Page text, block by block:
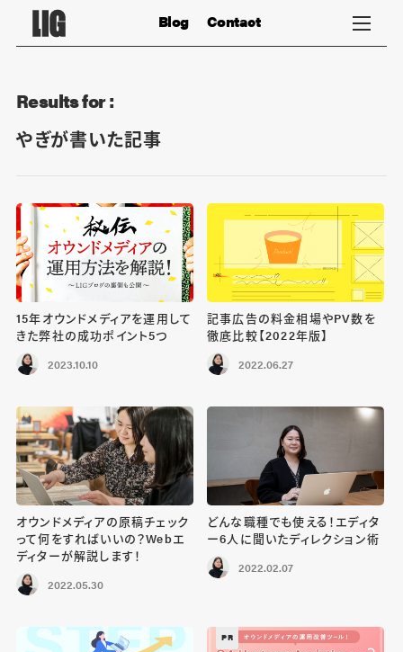
Contact
Blog
Results for :
やぎが書いた記事
15年オウンドメディアを運用して
きた弊社の成功ポイント5つ
2023.10.10
記事広告の料金相場やPV数を
徹底比較【2022年版】
2022.06.27
オウンドメディアの原稿チェック
って何をすればいいの？Webエ
ディターが解説します！
2022.05.30
どんな職種でも使える！エディタ
ー6人に聞いたディレクション術
2022.02.07
PR